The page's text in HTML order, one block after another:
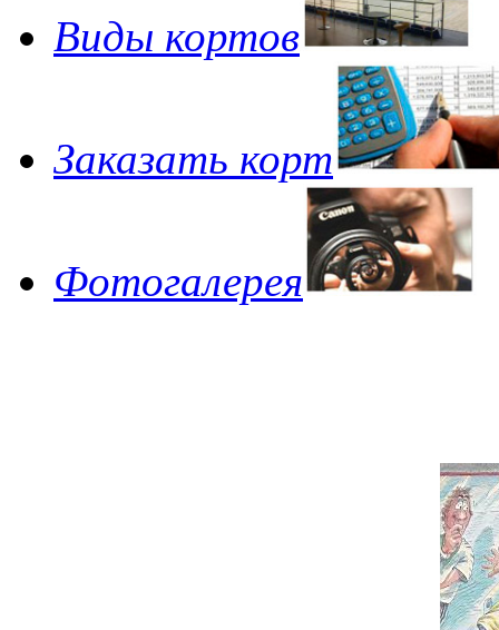
Виды кортов
Заказать корт
Фотогалерея